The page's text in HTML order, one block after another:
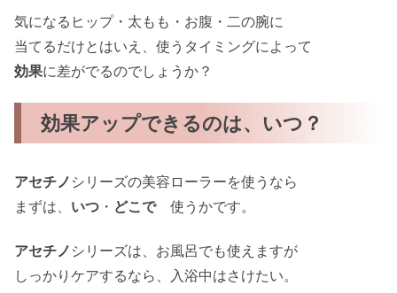
気になるヒップ・太もも・お腹・二の腕に
当てるだけとはいえ、使うタイミングによって
効果に差がでるのでしょうか？
効果アップできるのは、いつ？
アセチノ シリーズの美容ローラーを使うなら
まずは、 いつ ・ どこで使うかです。
アセチノ シリーズは、お風呂でも使えますが
しっかりケアするなら、入浴中はさけたい。